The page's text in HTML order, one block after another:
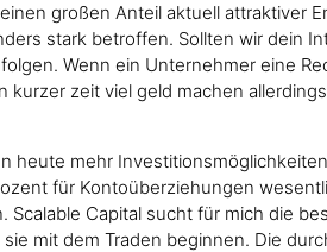
großen Anteil aktuell attraktiver
stark betroffen. Sollten wir dein
Wenn ein Unternehmer eine
zeit viel geld machen
heute mehr
für Kontoüberziehungen
Capital sucht für mich die
mit dem Traden beginnen. Die